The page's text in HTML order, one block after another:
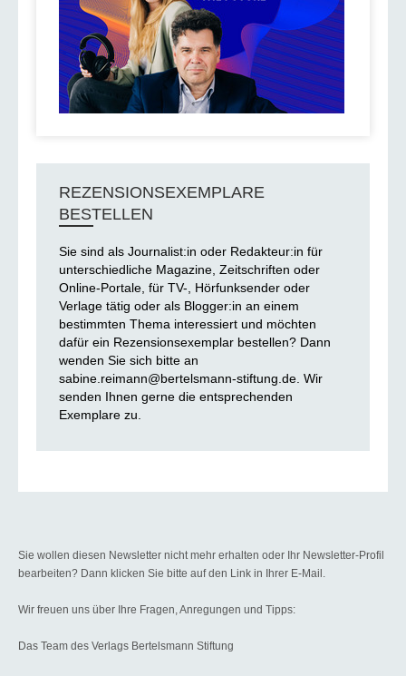
REZENSIONSEXEMPLARE
BESTELLEN
Sie sind als Journalist:in oder Redakteur:in für
unterschiedliche Magazine, Zeitschriften oder
Online-Portale, für TV-, Hörfunksender oder
Verlage tätig oder als Blogger:in an einem
bestimmten Thema interessiert und möchten
dafür ein Rezensionsexemplar bestellen? Dann
wenden Sie sich bitte an
sabine.reimann@bertelsmann-stiftung.de. Wir
senden Ihnen gerne die entsprechenden
Exemplare zu.
Sie wollen diesen Newsletter nicht mehr erhalten oder Ihr Newsletter-Profil
bearbeiten? Dann klicken Sie bitte auf den Link in Ihrer E-Mail.
Wir freuen uns über Ihre Fragen, Anregungen und Tipps:
Das Team des Verlags Bertelsmann Stiftung